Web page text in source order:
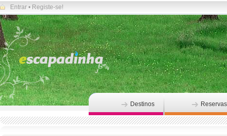
Entrar • Registe-se!
Destinos Reservas